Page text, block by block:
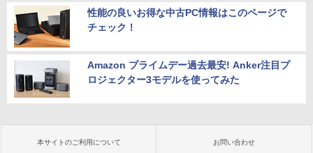
性能の良いお得な中古PC情報はこのページで
チェック！
Amazon プライムデー過去最安! Anker注目プ
ロジェクター3モデルを使ってみた
本サイトのご利用について お問い合わせ